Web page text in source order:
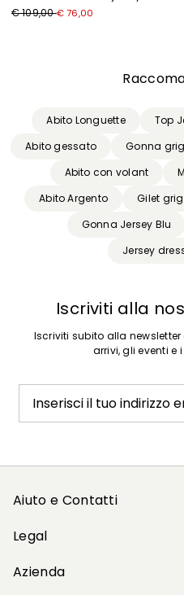
€ 109,00€ 76,00
Abito Longuette Top
Abito gessato
Gonna
Abito con volant
Abito Argento
Gilet
Gonna Jersey Blu
Jersey
Iscriviti alla
Iscriviti subito alla
arrivi, gli eventi e
Inserisci il tuo indirizzo
Aiuto e Contatti
Legal
Azienda